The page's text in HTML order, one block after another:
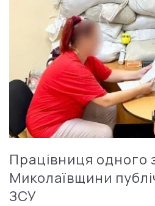
Працівниця одного
Миколаївщини
ЗСУ